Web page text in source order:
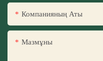
Компанияның Аты
Мазмұны